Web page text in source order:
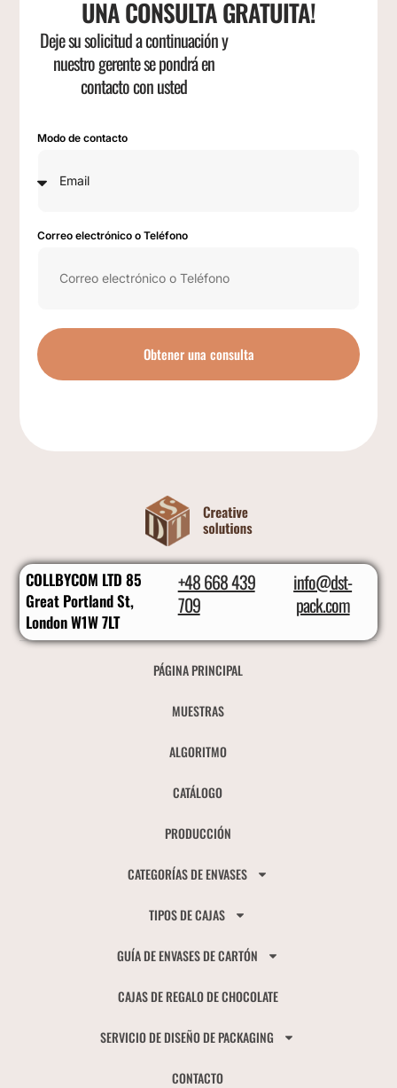
UNA CONSULTA GRATUITA!
Deje su solicitud a continuación y
nuestro gerente se pondrá en
contacto con usted
Modo de contacto
Correo electrónico o Teléfono
Obtener una consulta
COLLBYCOM LTD 85
Great Portland St,
London W1W 7LT
+48 668 439
709
info@dst-
pack.com
PÁGINA PRINCIPAL
MUESTRAS
ALGORITMO
CATÁLOGO
PRODUCCIÓN
CATEGORÍAS DE ENVASES
TIPOS DE CAJAS
GUÍA DE ENVASES DE CARTÓN
CAJAS DE REGALO DE CHOCOLATE
SERVICIO DE DISEÑO DE PACKAGING
CONTACTO